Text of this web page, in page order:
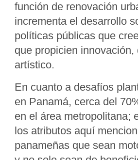
función de renovación
incrementa el desarrollo
políticas públicas que
que propicien
artístico.
En cuanto a desafíos
en Panamá, cerca del
en el área metropolitana;
los atributos aquí
panameñas que sean